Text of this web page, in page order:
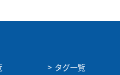
タグ一覧